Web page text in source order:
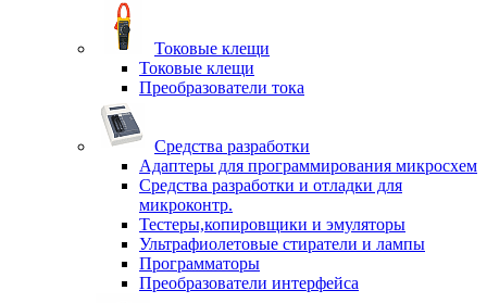
Токовые клещи
Токовые клещи
Преобразователи тока
Средства разработки
Адаптеры для программирования микросхем
Средства разработки и отладки для
микроконтр.
Тестеры,копировщики и эмуляторы
Ультрафиолетовые стиратели и лампы
Программаторы
Преобразователи интерфейса